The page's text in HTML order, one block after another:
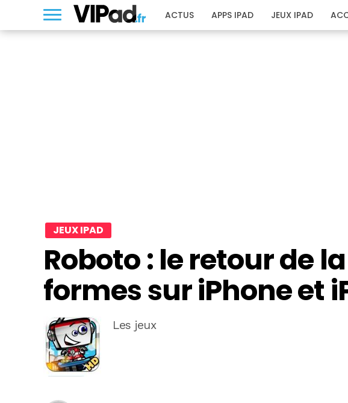
ACTUS APPS IPAD JEUX IPAD
JEUX IPAD
Roboto : le retour de
formes sur iPhone et
Les jeux